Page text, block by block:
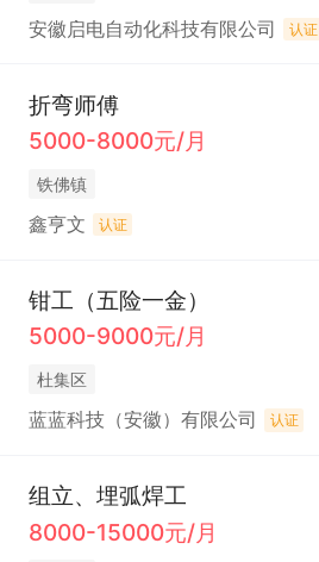
安徽启电自动化科技有限公司 认证
折弯师傅
5000-8000元/月
铁佛镇
鑫亨文 认证
钳工（五险一金）
5000-9000元/月
杜集区
蓝蓝科技（安徽）有限公司 认证
组立、埋弧焊工
8000-15000元/月